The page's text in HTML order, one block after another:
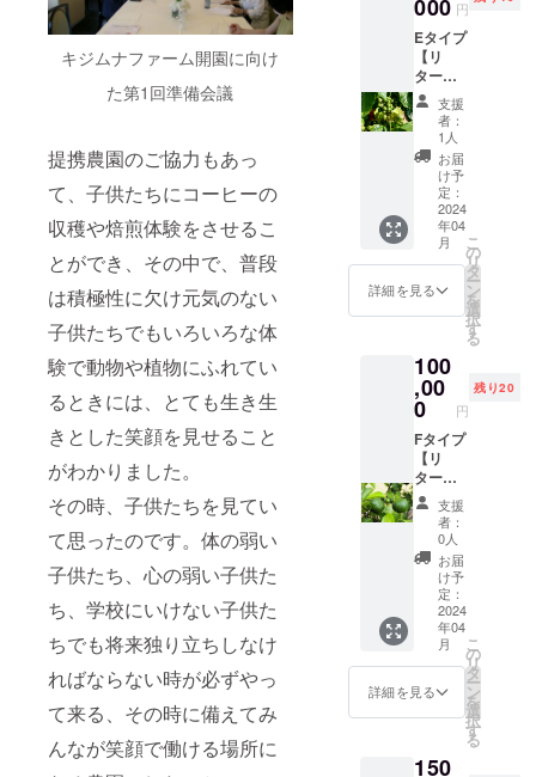
キジムナファーム開園に向け
た第1回準備会議
提携農園のご協力もあっ
て、子供たちにコーヒーの
収穫や焙煎体験をさせるこ
とができ、その中で、普段
は積極性に欠け元気のない
子供たちでもいろいろな体
験で動物や植物にふれてい
るときには、とても生き生
きとした笑顔を見せること
がわかりました。
その時、子供たちを見てい
て思ったのです。体の弱い
子供たち、心の弱い子供た
ち、学校にいけない子供た
ちでも将来独り立ちしなけ
ればならない時が必ずやっ
て来る、その時に備えてみ
んなが笑顔で働ける場所に
FARM は小
さな森の可
愛いコー
ヒー園を目
指して、会
員の皆さん
と一緒に少
しずつコー
ヒーの苗木
やフルーツ
内に植え付
います。
ティー
「Okina
wa
Sunset
Bloom
」1個
コー
ヒーは
いずれ
も内容
量8ｇの
ドリッ
プバッ
グタイ
味期限
は2025
ハーブ
ティー
は内容
量3ｇの
ティー
バッグ
タイプ
で賞味
期限は
2024年
9月末ま
で 「原
材料及
び添加
物等の
食品表
届け商
品のラ
れま
①キジ
ムナオ
リジナ
ルブレ
ンド
コー
ヒー1
個
②キジ
ムナ
ハーブ
コー
「琉球
薬膳珈
③キジ
ムナ
ハーブ
「Okina
wa
Sunset
Bloom
」1個
コー
ヒーは
いずれ
も内容
量8ｇの
ドリッ
プバッ
プで賞
味期限
末、
に栽培
したペ
ルー・
エチオ
ピア・
沖縄産
コー
ヒーを
ブレン
ドし
た、う
め吉
パッ
ケージ
のキジ
No.ONE
ヒーの
中煎
り・浅
煎りの
ドリッ
プバッ
グ各6個
（賞味
期間
12ヵ
月・内
容量1個
８ｇ・
非売
品）
３．キ
ジムナ
ハーブ
料を使
毎年1月
末開催
のビッ
グイベ
ント
「Kijim
una 桜
Festival
」に
オー
ナーと
して参
加可
（いず
れも要
泊費は
自己負
担）
２．オ
リジナ
ル沖縄
ブレン
ドコー
ヒー 農
薬を使
用せず
に栽培
したペ
ルー・
エチオ
ピア・
沖縄産
コー
た、う
000 円
Eタイプ
【リ
ター
ン】
１．キ
ジムナ
ファー
ムオー
ナー会
員証 令
和6年4
月1日か
ら3年
間、農
園内施
設を年1
まで利
用可＆
毎年1月
末開催
のビッ
グイベ
ント
「Kijim
una 桜
Festival
」に
オー
ナーと
して参
加可
（いず
れも要
電話予
約、交
通・宿
自己負
支援
者：
1人
お届
け予
定：
2024
年04
月
詳細を見る
こ
の
リ
タ
ー
ン
を
選
択
す
る
100
,00
0 円
残り20
Fタイプ
【リ
ター
ン】
１．キ
ジムナ
ファー
ムオー
ナー会
員証 令
和6年4
月1日か
ら3年
間、農
園内施
設を年1
まで利
支援
者：
0人
お届
け予
定：
2024
年04
月
詳細を見る
こ
の
リ
タ
ー
ン
を
選
択
す
る
150